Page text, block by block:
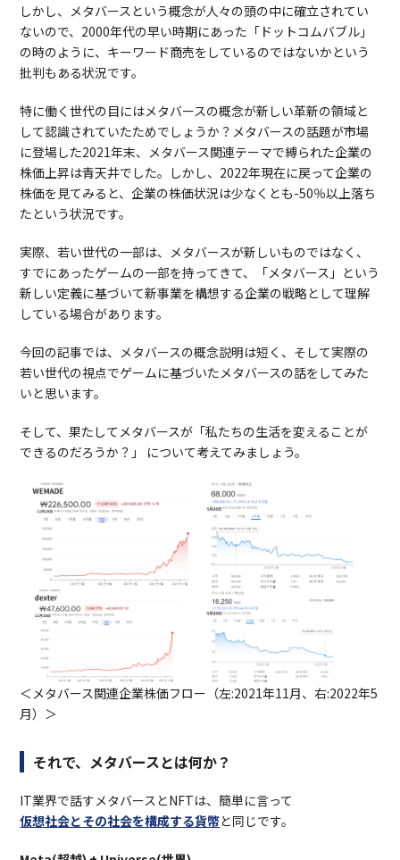
しかし、メタバースという概念が人々の頭の中に確立されてい
ないので、2000年代の早い時期にあった「ドットコムバブル」
の時のように、キーワード商売をしているのではないかという
批判もある状況です。
特に働く世代の目にはメタバースの概念が新しい革新の領域と
して認識されていたためでしょうか？メタバースの話題が市場
に登場した2021年末、メタバース関連テーマで縛られた企業の
株価上昇は青天井でした。しかし、2022年現在に戻って企業の
株価を見てみると、企業の株価状況は少なくとも-50％以上落ち
たという状況です。
実際、若い世代の一部は、メタバースが新しいものではなく、
すでにあったゲームの一部を持ってきて、「メタバース」という
新しい定義に基づいて新事業を構想する企業の戦略として理解
している場合があります。
今回の記事では、メタバースの概念説明は短く、そして実際の
若い世代の視点でゲームに基づいたメタバースの話をしてみた
いと思います。
そして、果たしてメタバースが「私たちの生活を変えることが
できるのだろうか？」 について考えてみましょう。
＜メタバース関連企業株価フロー（左:2021年11月、右:2022年5
月）＞
それで、メタバースとは何か？
IT業界で話すメタバースとNFTは、簡単に言って
仮想社会とその社会を構成する貨幣と同じです。